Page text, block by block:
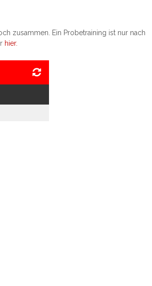
zusammen. Ein Probetraining ist nur nach
hier.